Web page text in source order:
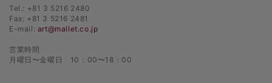
Tel.: +81 3 5216 2480
Fax: +81 3 5216 2481
E-mail: art@mallet.co.jp
営業時間
月曜日〜金曜日 10：00〜18：00